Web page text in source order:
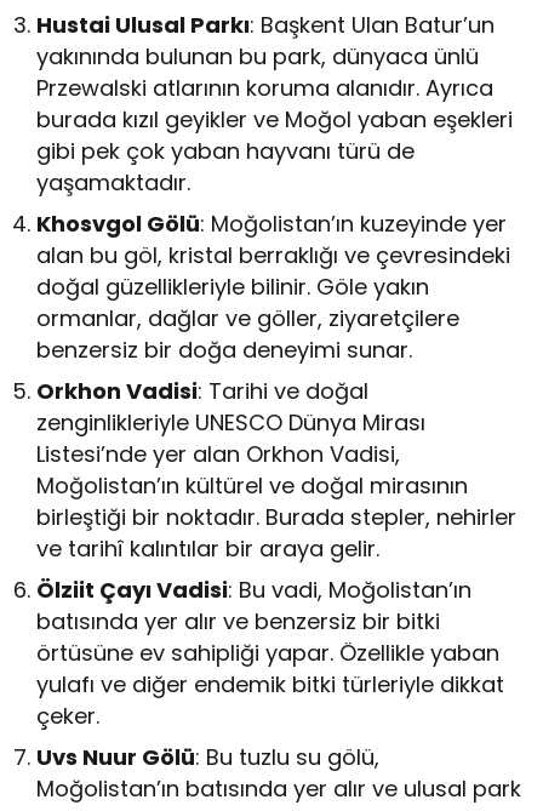
Hustai Ulusal Parkı: Başkent Ulan Batur’un
yakınında bulunan bu park, dünyaca ünlü
Przewalski atlarının koruma alanıdır. Ayrıca
burada kızıl geyikler ve Moğol yaban eşekleri
gibi pek çok yaban hayvanı türü de
yaşamaktadır.
Khosvgol Gölü: Moğolistan’ın kuzeyinde yer
alan bu göl, kristal berraklığı ve çevresindeki
doğal güzellikleriyle bilinir. Göle yakın
ormanlar, dağlar ve göller, ziyaretçilere
benzersiz bir doğa deneyimi sunar.
Orkhon Vadisi: Tarihi ve doğal
zenginlikleriyle UNESCO Dünya Mirası
Listesi’nde yer alan Orkhon Vadisi,
Moğolistan’ın kültürel ve doğal mirasının
birleştiği bir noktadır. Burada stepler, nehirler
ve tarihî kalıntılar bir araya gelir.
Ölziit Çayı Vadisi: Bu vadi, Moğolistan’ın
batısında yer alır ve benzersiz bir bitki
örtüsüne ev sahipliği yapar. Özellikle yaban
yulafı ve diğer endemik bitki türleriyle dikkat
çeker.
Uvs Nuur Gölü: Bu tuzlu su gölü,
Moğolistan’ın batısında yer alır ve ulusal park